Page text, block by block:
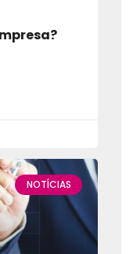
NOTÍCIAS